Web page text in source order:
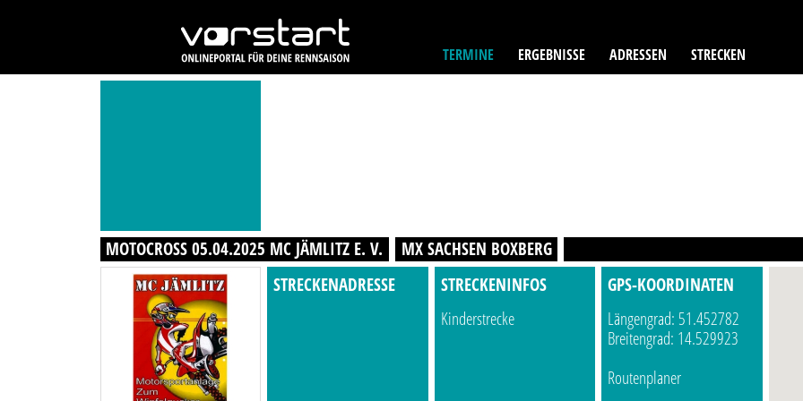
TERMINE ERGEBNISSE ADRESSEN STRECKEN
MOTOCROSS 05.04.2025 MC JÄMLITZ E. V. MX SACHSEN BOXBERG
STRECKENADRESSE
STRECKENINFOS
Kinderstrecke
GPS-KOORDINATEN
Längengrad: 51.452782
Breitengrad: 14.529923
Routenplaner